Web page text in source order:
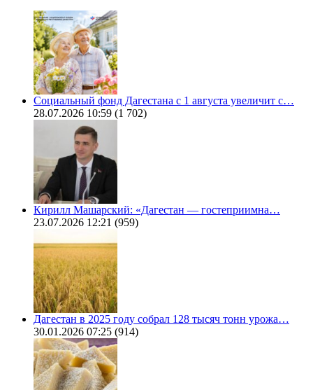
Социальный фонд Дагестана с 1 августа увеличит с…
28.07.2026 10:59 (1 702)
Кирилл Машарский: «Дагестан — гостеприимна…
23.07.2026 12:21 (959)
Дагестан в 2025 году собрал 128 тысяч тонн урожа…
30.01.2026 07:25 (914)